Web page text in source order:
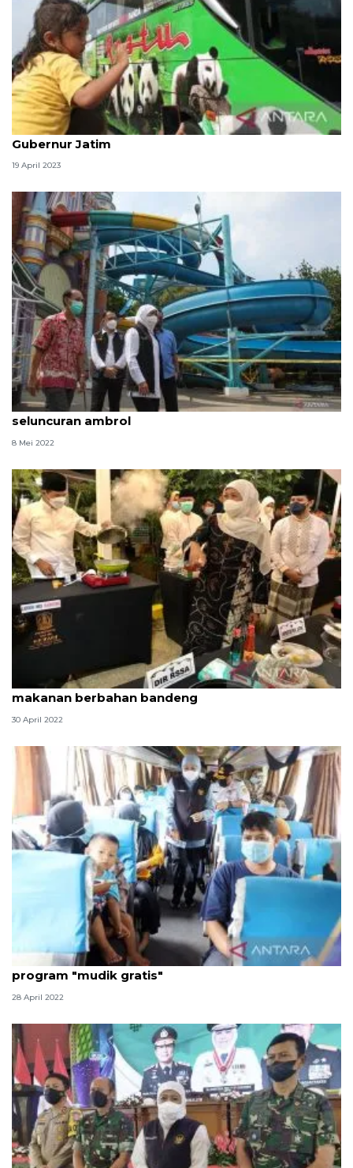
Ribuan pemudik dari Surabaya diberangkatkan
Gubernur Jatim
19 April 2023
Khofifah dan Eri cek kondisi Kenpark Surabaya usai
seluncuran ambrol
8 Mei 2022
Khofifah tak sangka pejabat pria jago memasak
makanan berbahan bandeng
30 April 2022
Gubernur Jatim berangkatkan 3.650 pemudik
program "mudik gratis"
28 April 2022